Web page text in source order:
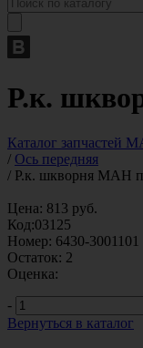
Р.к.
Каталог запчастей
/ Ось передняя
/ Р.к. шкворня МАН
Цена: 813 руб.
Код:03125
Номер: 6430-3001101
Остаток: 2
Оценка:
-
Вернуться в каталог